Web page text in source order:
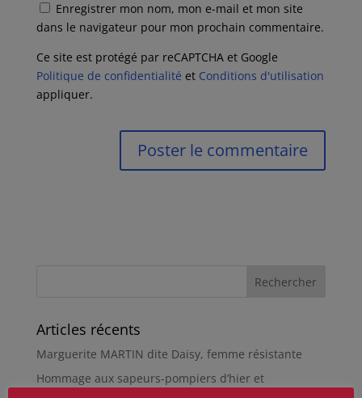
Enregistrer mon nom, mon e-mail et mon site
dans le navigateur pour mon prochain commentaire.
Ce site est protégé par reCAPTCHA et Google
Politique de confidentialité et Conditions d'utilisation
appliquer.
Articles récents
Marguerite MARTIN dite Daisy, femme résistante
Hommage aux sapeurs-pompiers d’hier et